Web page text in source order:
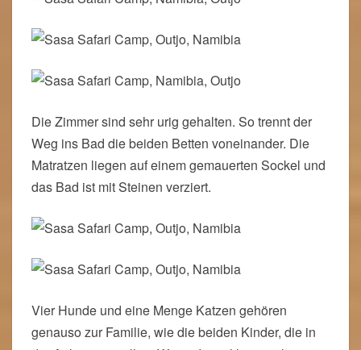
Die Zimmer sind sehr urig gehalten. So trennt der
Weg ins Bad die beiden Betten voneinander. Die
Matratzen liegen auf einem gemauerten Sockel und
das Bad ist mit Steinen verziert.
Vier Hunde und eine Menge Katzen gehören
genauso zur Familie, wie die beiden Kinder, die in